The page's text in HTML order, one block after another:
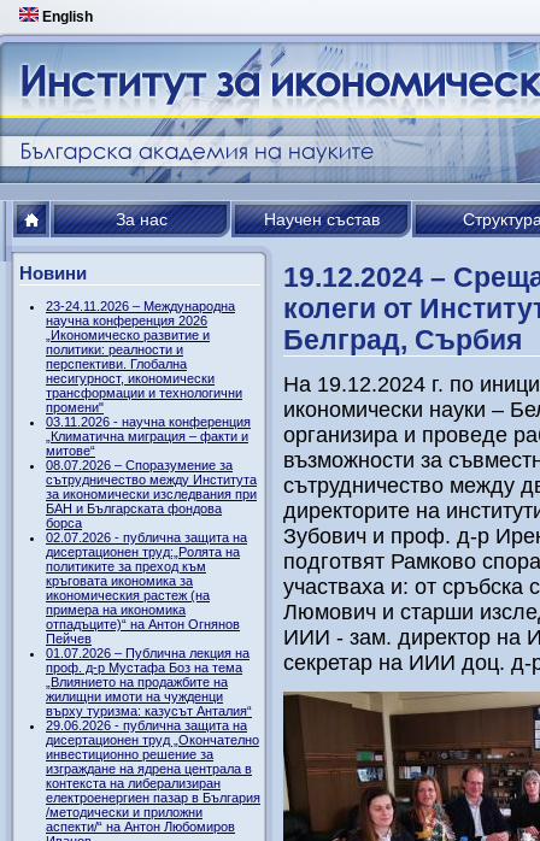
English
За нас Научен състав
Новини
23-24.11.2026 – Международна
научна конференция 2026
„Икономическо развитие и
политики: реалности и
перспективи. Глобална
несигурност, икономически
трансформации и технологични
промени"
03.11.2026 - научна конференция
„Климатична миграция – факти и
митове“
08.07.2026 – Споразумение за
сътрудничество между Института
за икономически изследвания при
БАН и Българската фондова
борса
02.07.2026 - публична защита на
дисертационен труд:„Ролята на
политиките за преход към
кръговата икономика за
икономическия растеж (на
примера на икономика
отпадъците)“ на Антон Огнянов
Пейчев
01.07.2026 – Публична лекция на
проф. д-р Мустафа Боз на тема
„Влиянието на продажбите на
жилищни имоти на чужденци
върху туризма: казусът Анталия“
29.06.2026 - публична защита на
дисертационен труд „Окончателно
инвестиционно решение за
изграждане на ядрена централа в
контекста на либерализиран
електроенергиен пазар в България
/методически и приложни
аспекти/“ на Антон Любомиров
19.12.2024 –
колеги от
Белград, Сърбия
На 19.12.2024 г. по
икономически науки –
организира и проведе
възможности за
сътрудничество между
директорите на
Зубович и проф. д-р
подготвят Рамково
участваха и: от сръбска
Люмович и старши
ИИИ - зам. директор на
секретар на ИИИ доц.